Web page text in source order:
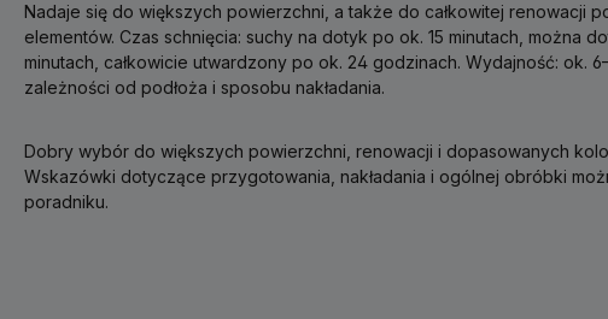
Nadaje się do większych powierzchni, a także do całkowitej renowacji
elementów. Czas schnięcia: suchy na dotyk po ok. 15 minutach, można
minutach, całkowicie utwardzony po ok. 24 godzinach. Wydajność: ok.
zależności od podłoża i sposobu nakładania.
Dobry wybór do większych powierzchni, renowacji i dopasowanych
Wskazówki dotyczące przygotowania, nakładania i ogólnej obróbki
poradniku.